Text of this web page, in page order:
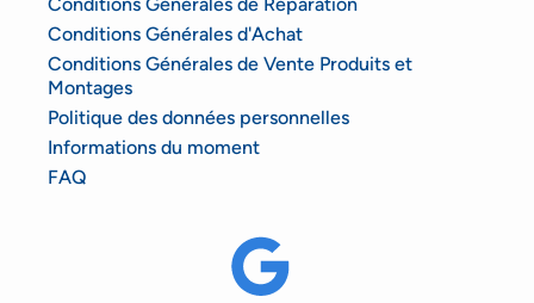
Conditions Générales d'Achat
Conditions Générales de Vente Produits et
Montages
Politique des données personnelles
Informations du moment
FAQ